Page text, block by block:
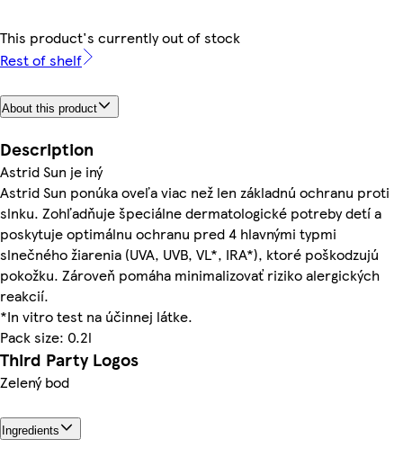
This product's currently out of stock
Rest of shelf
About this product
Description
Astrid Sun je iný
Astrid Sun ponúka oveľa viac než len základnú ochranu proti
slnku. Zohľadňuje špeciálne dermatologické potreby detí a
poskytuje optimálnu ochranu pred 4 hlavnými typmi
slnečného žiarenia (UVA, UVB, VL*, IRA*), ktoré poškodzujú
pokožku. Zároveň pomáha minimalizovať riziko alergických
reakcií.
*In vitro test na účinnej látke.
Pack size: 0.2l
Third Party Logos
Zelený bod
Ingredients